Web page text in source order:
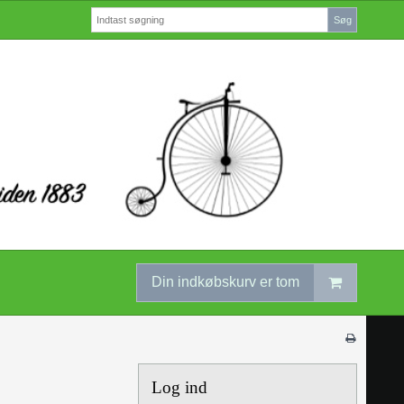
Søg
Din indkøbskurv er tom
Log ind